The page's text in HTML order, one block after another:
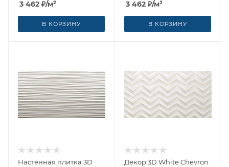
3 462 ₽/м²
В КОРЗИНУ
3 462 ₽/м²
В КОРЗИНУ
Настенная плитка 3D
Декор 3D White Chevron